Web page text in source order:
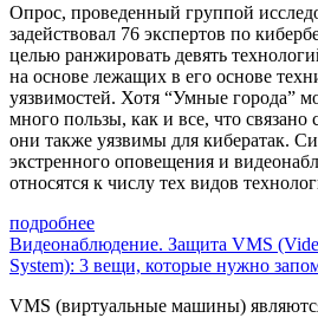
Опрос, проведенный группой
задействовал 76 экспертов по
целью ранжировать девять
на основе лежащих в его основе
уязвимостей. Хотя “Умные города”
много пользы, как и все, что связано
они также уязвимы для кибератак.
экстренного оповещения и
относятся к числу тех видов
подробнее
Видеонаблюдение. Защита VMS
System): 3 вещи, которые нужно
VMS (виртуальные машины)